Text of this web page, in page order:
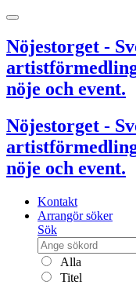
Nöjestorget -
nöje och event.
Nöjestorget -
nöje och event.
Kontakt
Arrangör söker
Sök
Alla
Titel